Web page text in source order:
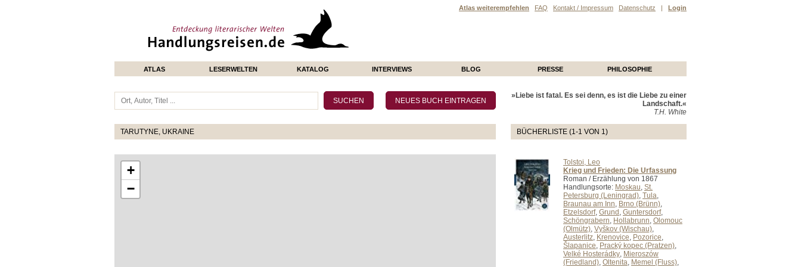
Atlas weiterempfehlen FAQ Kontakt / Impressum Datenschutz | Login
ATLAS LESERWELTEN KATALOG INTERVIEWS BLOG PRESSE PHILOSOPHIE
TARUTYNE, UKRAINE
+
−
»Liebe ist fatal. Es sei denn, es ist die Liebe zu einer
Landschaft.«
T.H. White
BÜCHERLISTE (1-1 VON 1)
Tolstoi, Leo
Krieg und Frieden: Die Urfassung
Roman / Erzählung von 1867
Handlungsorte: Moskau, St.
Petersburg (Leningrad), Tula,
Braunau am Inn, Brno (Brünn),
Etzelsdorf, Grund , Guntersdorf,
Schöngrabern, Hollabrunn, Olomouc
(Olmütz), Vyškov (Wischau),
Austerlitz, Krenovice, Pozorice,
Šlapanice, Pracký kopec (Pratzen),
Velké Hosterádky, Mieroszów
(Friedland), Oltenita, Memel (Fluss),